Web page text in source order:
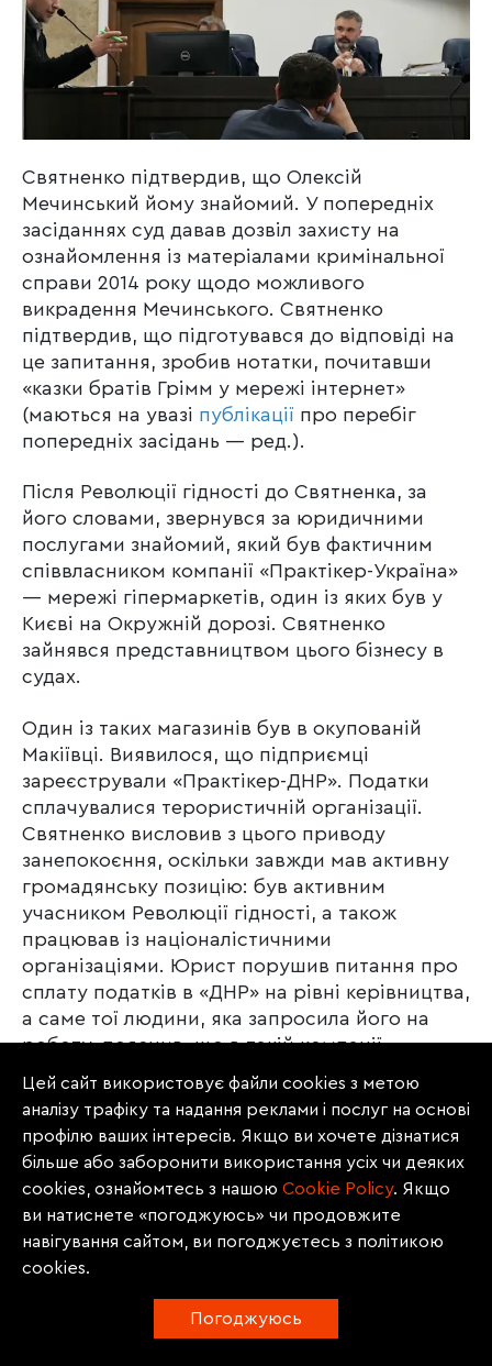
Святненко підтвердив, що Олексій
Мечинський йому знайомий. У попередніх
засіданнях суд давав дозвіл захисту на
ознайомлення із матеріалами кримінальної
справи 2014 року щодо можливого
викрадення Мечинського. Святненко
підтвердив, що підготувався до відповіді на
це запитання, зробив нотатки, почитавши
«казки братів Грімм у мережі інтернет»
(маються на увазі публікації про перебіг
попередніх засідань — ред.).
Після Революції гідності до Святненка, за
його словами, звернувся за юридичними
послугами знайомий, який був фактичним
співвласником компанії «Практікер-Україна»
— мережі гіпермаркетів, один із яких був у
Києві на Окружній дорозі. Святненко
зайнявся представництвом цього бізнесу в
судах.
Один із таких магазинів був в окупованій
Макіївці. Виявилося, що підприємці
зареєстрували «Практікер-ДНР». Податки
сплачувалися терористичній організації.
Святненко висловив з цього приводу
занепокоєння, оскільки завжди мав активну
громадянську позицію: був активним
учасником Революції гідності, а також
працював із націоналістичними
організаціями. Юрист порушив питання про
сплату податків в «ДНР» на рівні керівництва,
а саме тої людини, яка запросила його на
роботу, пояснив, що в такій компанії
працювати далі не буде.
Співвласником і головним бенефіціаром
«Практікер-Україна» був Олексій Мечинський.
Коли заяви Святненка дійшли до
Мечинського, то йому це начебто сильно не
сподобалося. Розуміючи, що юрист буде
вживати якихось заходів, він буцімто вирішив
звинуватити його в деяких речах. «У мене
особистим викраденням. Абсолютна ахінея»,
Цей сайт використовує файли cookies з метою
аналізу трафіку та надання реклами і послуг на основі
профілю ваших інтересів. Якщо ви хочете дізнатися
більше або заборонити використання усіх чи деяких
cookies, ознайомтесь з нашою Сookie Policy. Якщо
ви натиснете «погоджуюсь» чи продовжите
навігування сайтом, ви погоджуєтесь з політикою
cookies.
Погоджуюсь